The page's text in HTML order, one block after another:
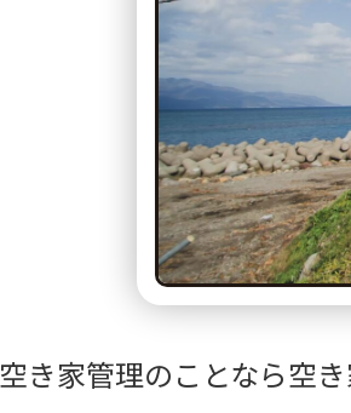
空き家管理のことなら空